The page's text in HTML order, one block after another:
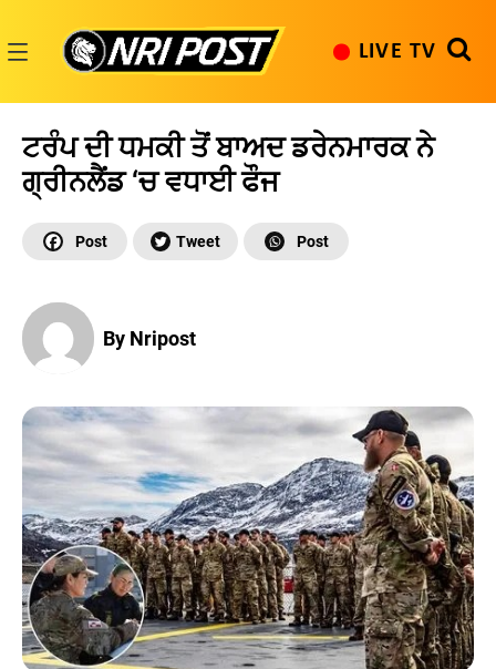
content
LIVE TV
ਟਰੰਪ ਦੀ ਧਮਕੀ ਤੋਂ ਬਾਅਦ ਡਰੇਨਮਾਰਕ ਨੇ
ਗ੍ਰੀਨਲੈਂਡ ‘ਚ ਵਧਾਈ ਫੌਜ
By Nripost